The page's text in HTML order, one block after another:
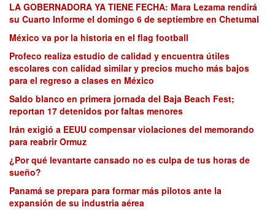
LA GOBERNADORA YA TIENE FECHA: Mara Lezama rendirá
su Cuarto Informe el domingo 6 de septiembre en Chetumal
México va por la historia en el flag football
Profeco realiza estudio de calidad y encuentra útiles
escolares con calidad similar y precios mucho más bajos
para el regreso a clases en México
Saldo blanco en primera jornada del Baja Beach Fest;
reportan 17 detenidos por faltas menores
Irán exigió a EEUU compensar violaciones del memorando
para reabrir Ormuz
¿Por qué levantarte cansado no es culpa de tus horas de
sueño?
Panamá se prepara para formar más pilotos ante la
expansión de su industria aérea